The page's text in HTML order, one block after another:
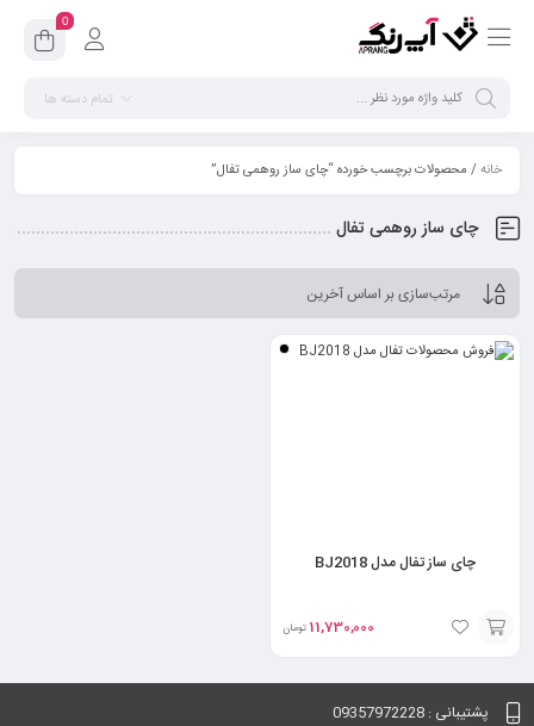
0
تمام دسته ها
خانه/ محصولات برچسب خورده “چای ساز روهمی تفال”
چای ساز روهمی تفال
چای ساز تفال مدل BJ2018
11,730,000 تومان
گزینه پشتیبانی : 09357972228